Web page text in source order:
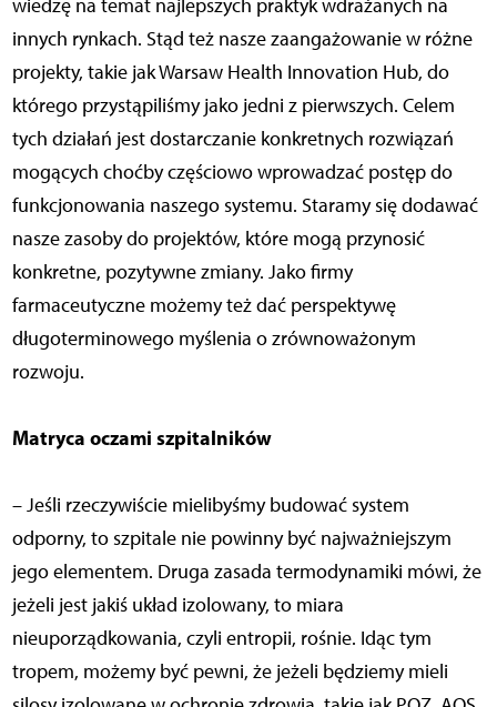
wiedzę na temat najlepszych praktyk wdrażanych na
innych rynkach. Stąd też nasze zaangażowanie w różne
projekty, takie jak Warsaw Health Innovation Hub, do
którego przystąpiliśmy jako jedni z pierwszych. Celem
tych działań jest dostarczanie konkretnych rozwiązań
mogących choćby częściowo wprowadzać postęp do
funkcjonowania naszego systemu. Staramy się dodawać
nasze zasoby do projektów, które mogą przynosić
konkretne, pozytywne zmiany. Jako firmy
farmaceutyczne możemy też dać perspektywę
długoterminowego myślenia o zrównoważonym
rozwoju.
Matryca oczami szpitalników
– Jeśli rzeczywiście mielibyśmy budować system
odporny, to szpitale nie powinny być najważniejszym
jego elementem. Druga zasada termodynamiki mówi, że
jeżeli jest jakiś układ izolowany, to miara
nieuporządkowania, czyli entropii, rośnie. Idąc tym
tropem, możemy być pewni, że jeżeli będziemy mieli